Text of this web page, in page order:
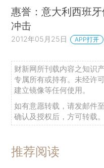
惠誉：意大利西班
冲击
2012年05月25日 APP打开
财新网所刊载内容之知识
专属所有或持有。未经许
建立镜像等任何使用。
如有意愿转载，请发邮件至
确认及授权后，方可转载。
推荐阅读